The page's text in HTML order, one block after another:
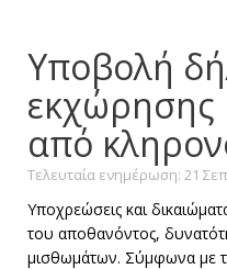
Υποβολή
από
Τελευταία ενημέρωση: 21
Υποχρεώσεις και
του αποθανόντος,
μισθωμάτων. Σύμφωνα με